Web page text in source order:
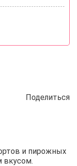
Поделиться
и пирожных
вкусом.